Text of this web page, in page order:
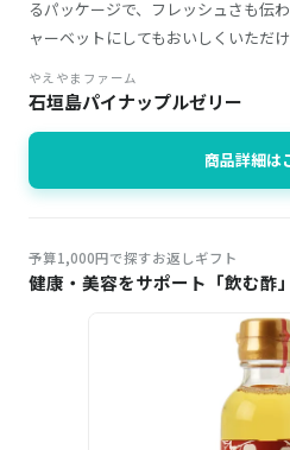
るパッケージで、フレッシュさも伝
ャーベットにしてもおいしくいただけ
やえやまファーム
石垣島パイナップルゼリー
商品詳細は
予算1,000円で探すお返しギフト
健康・美容をサポート「飲む酢」